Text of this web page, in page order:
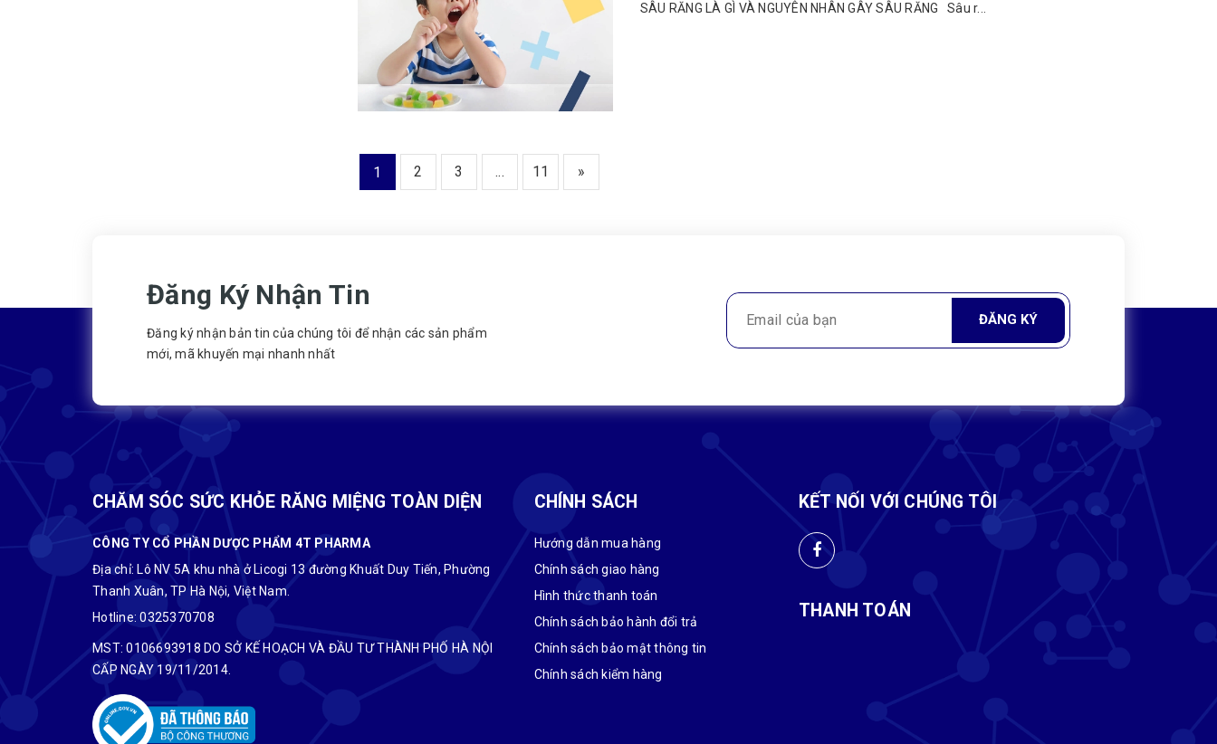
SÂU RĂNG LÀ GÌ VÀ NGUYÊN NHÂN GÂY SÂU RĂNG Sâu r...
1 2 3 ... 11 »
Đăng Ký Nhận Tin
Đăng ký nhận bản tin của chúng tôi để nhận các sản phẩm
mới, mã khuyến mại nhanh nhất
ĐĂNG KÝ
CHĂM SÓC SỨC KHỎE RĂNG MIỆNG TOÀN DIỆN
CÔNG TY CỔ PHẦN DƯỢC PHẨM 4T PHARMA
Địa chỉ: Lô NV 5A khu nhà ở Licogi 13 đường Khuất Duy Tiến, Phường
Thanh Xuân, TP Hà Nội, Việt Nam.
Hotline:0325370708
MST: 0106693918 DO SỞ KẾ HOẠCH VÀ ĐẦU TƯ THÀNH PHỐ HÀ NỘI
CẤP NGÀY 19/11/2014.
CHÍNH SÁCH
Hướng dẫn mua hàng
Chính sách giao hàng
Hình thức thanh toán
Chính sách bảo hành đổi trả
Chính sách bảo mật thông tin
Chính sách kiểm hàng
KẾT NỐI VỚI CHÚNG TÔI
THANH TOÁN